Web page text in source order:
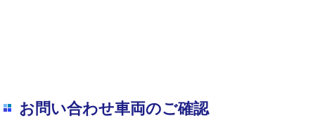
お問い合わせ車両のご確認